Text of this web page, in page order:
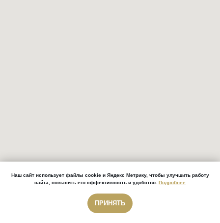
Звонок бесплатный
Наш сайт использует файлы cookie и Яндекс Метрику, чтобы улучшить работу
сайта, повысить его эффективность и удобство. Подробнее
ПРИНЯТЬ